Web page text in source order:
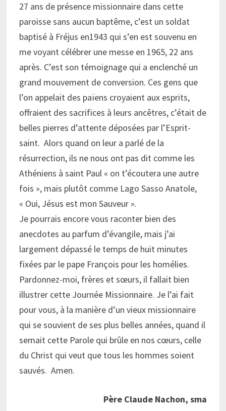
27 ans de présence missionnaire dans cette
paroisse sans aucun baptême, c’est un soldat
baptisé à Fréjus en1943 qui s’en est souvenu en
me voyant célébrer une messe en 1965, 22 ans
après. C’est son témoignage qui a enclenché un
grand mouvement de conversion. Ces gens que
l’on appelait des païens croyaient aux esprits,
offraient des sacrifices à leurs ancêtres, c’était de
belles pierres d’attente déposées par l’Esprit-
saint. Alors quand on leur a parlé de la
résurrection, ils ne nous ont pas dit comme les
Athéniens à saint Paul « on t’écoutera une autre
fois », mais plutôt comme Lago Sasso Anatole,
« Oui, Jésus est mon Sauveur ».
Je pourrais encore vous raconter bien des
anecdotes au parfum d’évangile, mais j’ai
largement dépassé le temps de huit minutes
fixées par le pape François pour les homélies.
Pardonnez-moi, frères et sœurs, il fallait bien
illustrer cette Journée Missionnaire. Je l’ai fait
pour vous, à la manière d’un vieux missionnaire
qui se souvient de ses plus belles années, quand il
semait cette Parole qui brûle en nos cœurs, celle
du Christ qui veut que tous les hommes soient
sauvés. Amen.
Père Claude Nachon, sma